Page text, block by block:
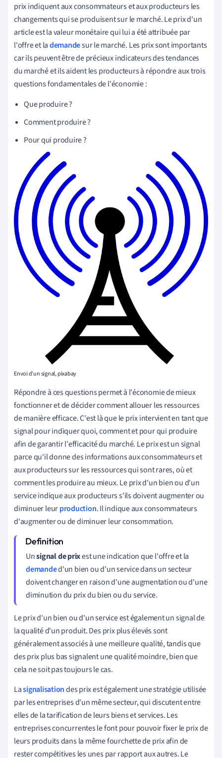
prix indiquent aux consommateurs et aux producteurs les
changements qui se produisent sur le marché. Le prix d'un
article est la valeur monétaire qui lui a été attribuée par
l'offre et lademandesur le marché. Les prix sont importants
car ils peuvent être de précieux indicateurs des tendances
du marché et ils aident les producteurs à répondre aux trois
questions fondamentales de l'économie :
Que produire ?
Comment produire ?
Pour qui produire ?
Envoi d'un signal, pixabay
Répondre à ces questions permet à l'économie de mieux
fonctionner et de décider comment allouer les ressources
de manière efficace. C'est là que le prix intervient en tant que
signal pour indiquer quoi, comment et pour qui produire
afin de garantir l'efficacité du marché. Le prix est un signal
parce qu'il donne des informations aux consommateurs et
aux producteurs sur les ressources qui sont rares, où et
comment les produire au mieux. Le prix d'un bien ou d'un
service indique aux producteurs s'ils doivent augmenter ou
diminuer leurproduction. Il indique aux consommateurs
d'augmenter ou de diminuer leur consommation.
Unsignal de prixest une indication que l'offre et la
demanded'un bien ou d'un service dans un secteur
doivent changer en raison d'une augmentation ou d'une
diminution du prix du bien ou du service.
Le prix d'un bien ou d'un service est également un signal de
la qualité d'un produit. Des prix plus élevés sont
généralement associés à une meilleure qualité, tandis que
des prix plus bas signalent une qualité moindre, bien que
cela ne soit pas toujours le cas.
Lasignalisationdes prix est également une stratégie utilisée
par les entreprises d'un même secteur, qui discutent entre
elles de la tarification de leurs biens et services. Les
entreprises concurrentes le font pour pouvoir fixer le prix de
leurs produits dans la même fourchette de prix afin de
rester compétitives les unes par rapport aux autres. Le